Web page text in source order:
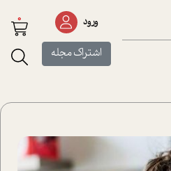
ورود
اشتراک مجله
0